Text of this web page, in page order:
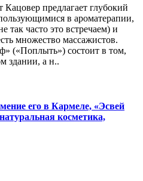
предлагает глубокий
в ароматерапии,
так часто это встречаем) и
множество массажистов.
(«Поплыть») состоит в том,
здании, а н..
его в Кармеле, «Эсвей
косметика,